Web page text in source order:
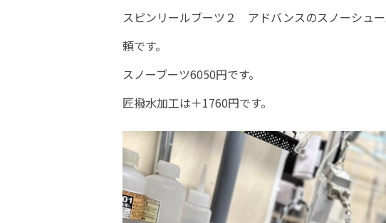
ok
スピンリールブーツ２ アドバンスのスノーシュ
頼です。
スノーブーツ6050円です。
匠撥水加工は＋1760円です。